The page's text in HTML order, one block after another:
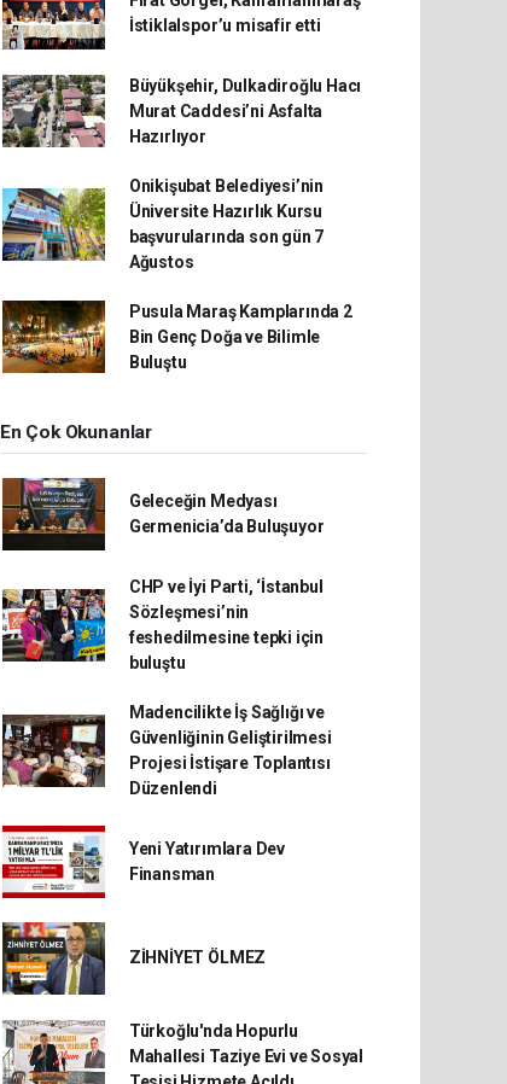
İstiklalspor’u misafir etti
Büyükşehir, Dulkadiroğlu Hacı
Murat Caddesi’ni Asfalta
Hazırlıyor
Onikişubat Belediyesi’nin
Üniversite Hazırlık Kursu
başvurularında son gün 7
Ağustos
Pusula Maraş Kamplarında 2
Bin Genç Doğa ve Bilimle
Buluştu
En Çok Okunanlar
Geleceğin Medyası
Germenicia’da Buluşuyor
CHP ve İyi Parti, ‘İstanbul
Sözleşmesi’nin
feshedilmesine tepki için
buluştu
Madencilikte İş Sağlığı ve
Güvenliğinin Geliştirilmesi
Projesi İstişare Toplantısı
Düzenlendi
Yeni Yatırımlara Dev
Finansman
ZİHNİYET ÖLMEZ
Türkoğlu'nda Hopurlu
Mahallesi Taziye Evi ve Sosyal